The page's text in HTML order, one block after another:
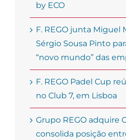
by ECO
F. REGO junta Miguel
Sérgio Sousa Pinto
“novo mundo” das
F. REGO Padel Cup
no Club 7, em Lisboa
Grupo REGO adquire
consolida posição